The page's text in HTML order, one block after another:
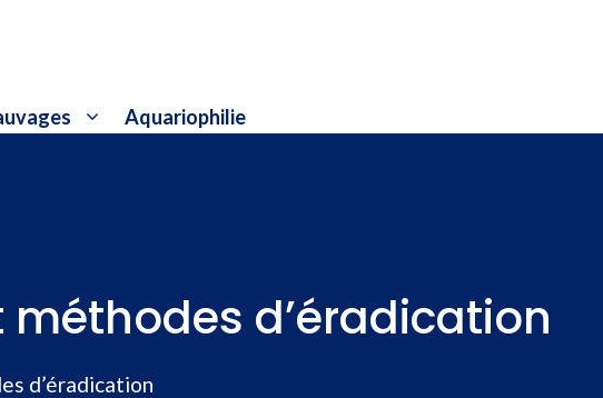
Aquariophilie
d’éradication
d’éradication